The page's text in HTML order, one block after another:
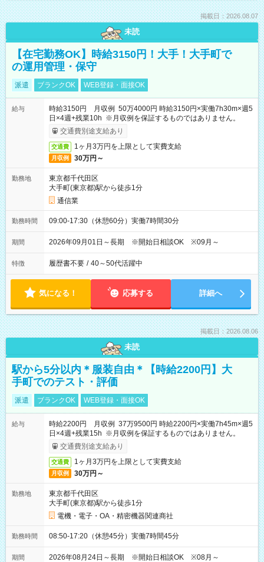
掲載日：2026.08.07
未読
【在宅勤務OK】時給3150円！大手！大手町で
の運用管理・保守
派遣 ブランクOK WEB登録・面接OK
給与
時給3150円 月収例 50万4000円 時給3150円×実働7h30m×週5
日×4週+残業10h ※月収例を保証するものではありません。
交通費別途支給あり
交通費 1ヶ月3万円を上限として実費支給
月収例 30万円～
勤務地
東京都千代田区
大手町(東京都)駅から徒歩1分
通信業
勤務時間 09:00-17:30（休憩60分）実働7時間30分
期間 2026年09月01日～長期 ※開始日相談OK ※09月～
特徴 履歴書不要 / 40～50代活躍中
気になる！ 応募する 詳細へ
掲載日：2026.08.06
未読
駅から5分以内＊服装自由＊【時給2200円】大
手町でのテスト・評価
派遣 ブランクOK WEB登録・面接OK
給与
時給2200円 月収例 37万9500円 時給2200円×実働7h45m×週5
日×4週+残業15h ※月収例を保証するものではありません。
交通費別途支給あり
交通費 1ヶ月3万円を上限として実費支給
月収例 30万円～
勤務地
東京都千代田区
大手町(東京都)駅から徒歩1分
電機・電子・OA・精密機器関連商社
勤務時間 08:50-17:20（休憩45分）実働7時間45分
期間 2026年08月24日～長期 ※開始日相談OK ※08月～